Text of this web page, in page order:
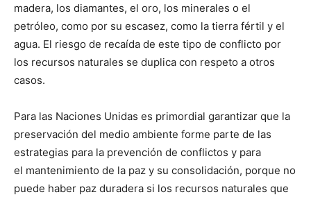
madera, los diamantes, el oro, los minerales o el
petróleo, como por su escasez, como la tierra fértil y el
agua. El riesgo de recaída de este tipo de conflicto por
los recursos naturales se duplica con respeto a otros
casos.
Para las Naciones Unidas es primordial garantizar que la
preservación del medio ambiente forme parte de las
estrategias para la prevención de conflictos y para
el mantenimiento de la paz y su consolidación, porque no
puede haber paz duradera si los recursos naturales que